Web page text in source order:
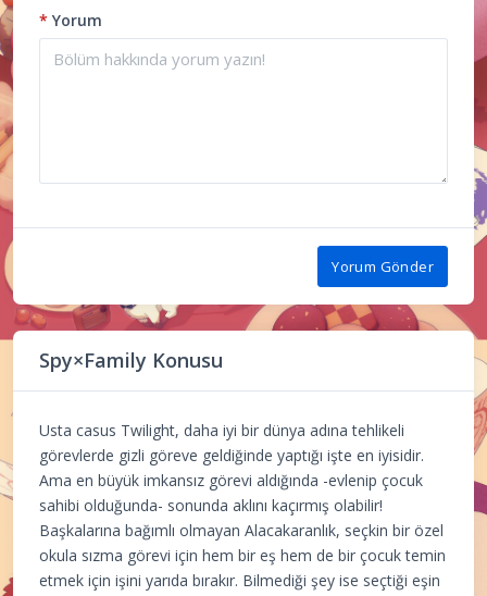
* Yorum
Yorum Gönder
Spy×Family Konusu
Usta casus Twilight, daha iyi bir dünya adına tehlikeli
görevlerde gizli göreve geldiğinde yaptığı işte en iyisidir.
Ama en büyük imkansız görevi aldığında -evlenip çocuk
sahibi olduğunda- sonunda aklını kaçırmış olabilir!
Başkalarına bağımlı olmayan Alacakaranlık, seçkin bir özel
okula sızma görevi için hem bir eş hem de bir çocuk temin
etmek için işini yarıda bırakır. Bilmediği şey ise seçtiği eşin